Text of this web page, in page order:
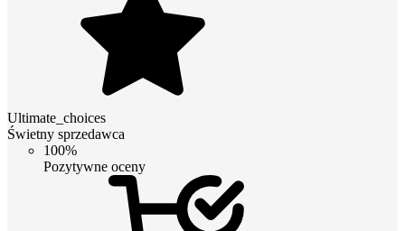
Ultimate_choices
Świetny sprzedawca
100%
Pozytywne oceny